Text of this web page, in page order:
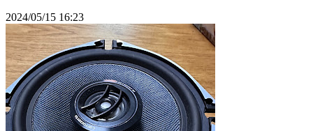
2024/05/15 16:23